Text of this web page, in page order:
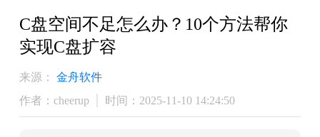
C盘空间不足怎么办？10个方法帮你
实现C盘扩容
来源：
金舟软件
作者：cheerup
时间：2025-11-10 14:24:50